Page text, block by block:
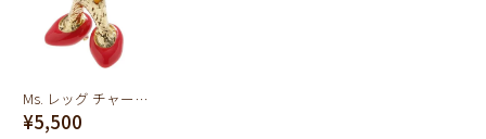
Ms. レッグ チャーム(レッド)
¥5,500